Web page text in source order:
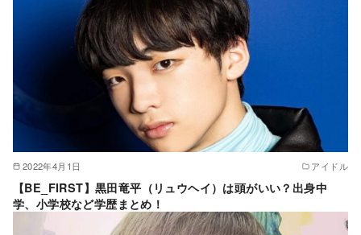
2022年4月1日 アイドル
【BE_FIRST】黒田竜平（リュウヘイ）は頭がいい？出身中
学、小学校など学歴まとめ！